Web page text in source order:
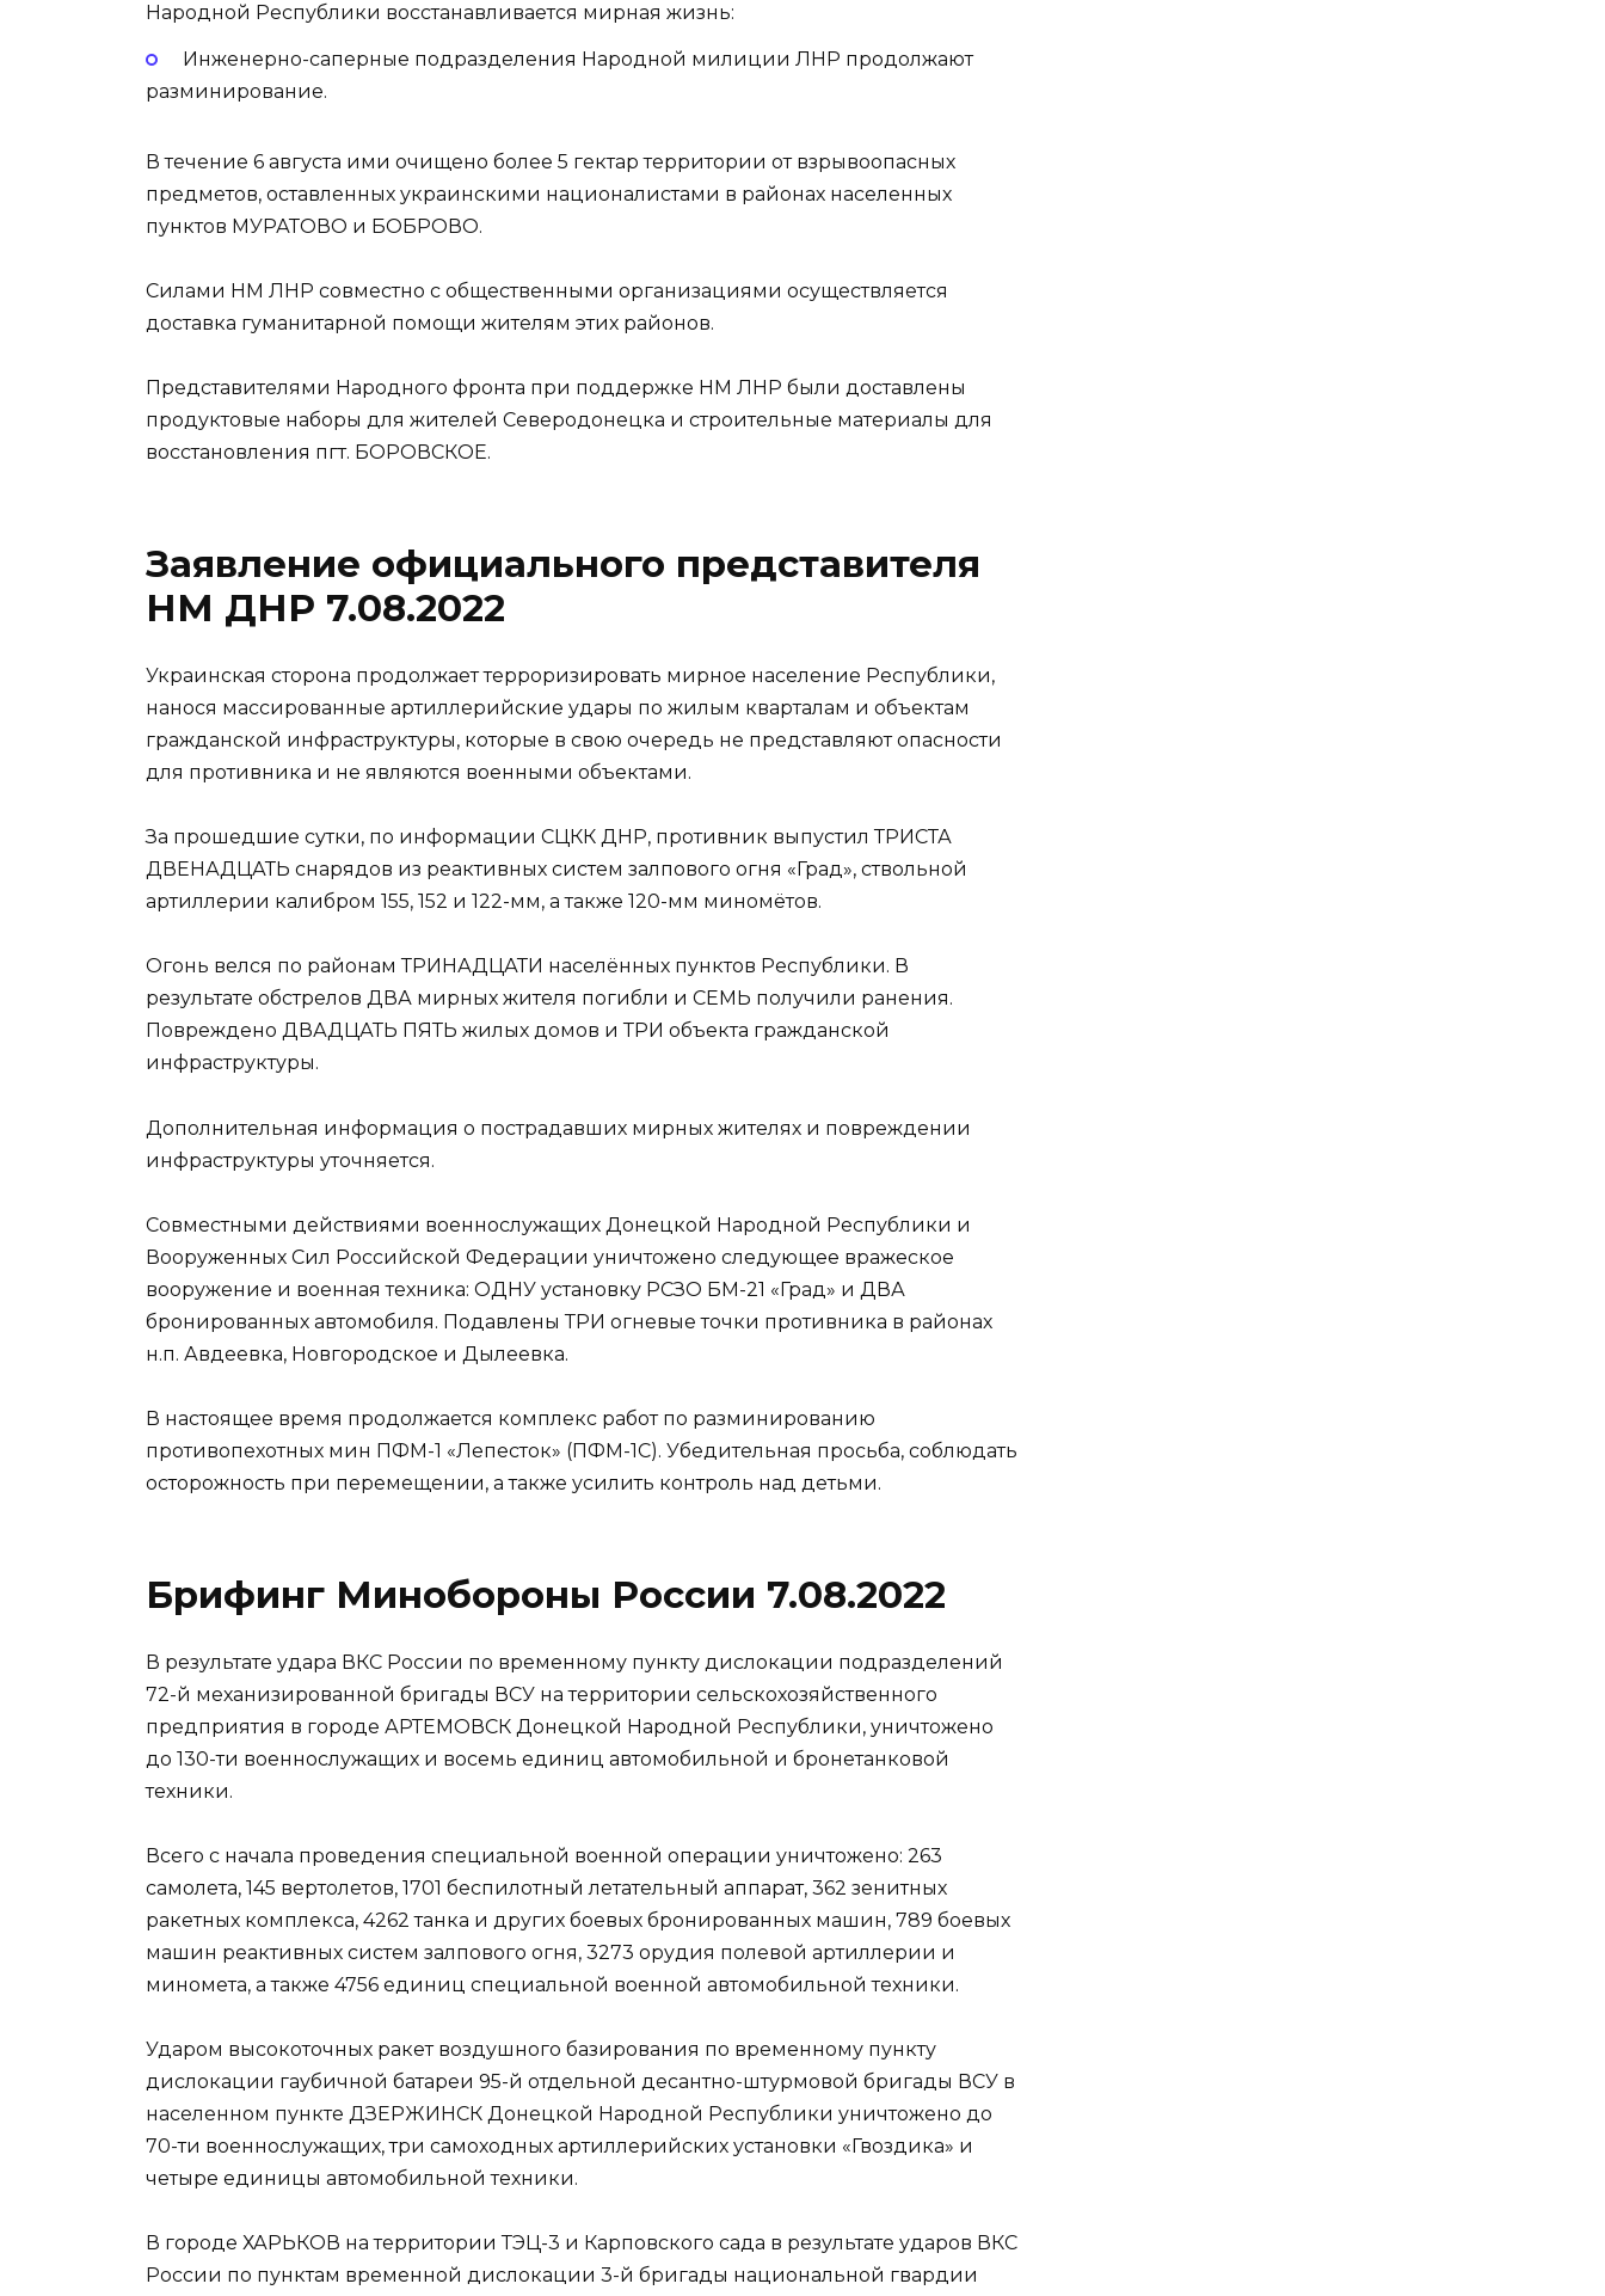
Народной Республики восстанавливается мирная жизнь:
Инженерно-саперные подразделения Народной милиции ЛНР продолжают
разминирование.
В течение 6 августа ими очищено более 5 гектар территории от взрывоопасных
предметов, оставленных украинскими националистами в районах населенных
пунктов МУРАТОВО и БОБРОВО.
Силами НМ ЛНР совместно с общественными организациями осуществляется
доставка гуманитарной помощи жителям этих районов.
Представителями Народного фронта при поддержке НМ ЛНР были доставлены
продуктовые наборы для жителей Северодонецка и строительные материалы для
восстановления пгт. БОРОВСКОЕ.
Заявление официального представителя
НМ ДНР 7.08.2022
Украинская сторона продолжает терроризировать мирное население Республики,
нанося массированные артиллерийские удары по жилым кварталам и объектам
гражданской инфраструктуры, которые в свою очередь не представляют опасности
для противника и не являются военными объектами.
За прошедшие сутки, по информации СЦКК ДНР, противник выпустил ТРИСТА
ДВЕНАДЦАТЬ снарядов из реактивных систем залпового огня «Град», ствольной
артиллерии калибром 155, 152 и 122-мм, а также 120-мм миномётов.
Огонь велся по районам ТРИНАДЦАТИ населённых пунктов Республики. В
результате обстрелов ДВА мирных жителя погибли и СЕМЬ получили ранения.
Повреждено ДВАДЦАТЬ ПЯТЬ жилых домов и ТРИ объекта гражданской
инфраструктуры.
Дополнительная информация о пострадавших мирных жителях и повреждении
инфраструктуры уточняется.
Совместными действиями военнослужащих Донецкой Народной Республики и
Вооруженных Сил Российской Федерации уничтожено следующее вражеское
вооружение и военная техника: ОДНУ установку РСЗО БМ-21 «Град» и ДВА
бронированных автомобиля. Подавлены ТРИ огневые точки противника в районах
н.п. Авдеевка, Новгородское и Дылеевка.
В настоящее время продолжается комплекс работ по разминированию
противопехотных мин ПФМ-1 «Лепесток» (ПФМ-1С). Убедительная просьба, соблюдать
осторожность при перемещении, а также усилить контроль над детьми.
Брифинг Минобороны России 7.08.2022
В результате удара ВКС России по временному пункту дислокации подразделений
72-й механизированной бригады ВСУ на территории сельскохозяйственного
предприятия в городе АРТЕМОВСК Донецкой Народной Республики, уничтожено
до 130-ти военнослужащих и восемь единиц автомобильной и бронетанковой
техники.
Всего с начала проведения специальной военной операции уничтожено: 263
самолета, 145 вертолетов, 1701 беспилотный летательный аппарат, 362 зенитных
ракетных комплекса, 4262 танка и других боевых бронированных машин, 789 боевых
машин реактивных систем залпового огня, 3273 орудия полевой артиллерии и
миномета, а также 4756 единиц специальной военной автомобильной техники.
Ударом высокоточных ракет воздушного базирования по временному пункту
дислокации гаубичной батареи 95-й отдельной десантно-штурмовой бригады ВСУ в
населенном пункте ДЗЕРЖИНСК Донецкой Народной Республики уничтожено до
70-ти военнослужащих, три самоходных артиллерийских установки «Гвоздика» и
четыре единицы автомобильной техники.
В городе ХАРЬКОВ на территории ТЭЦ-3 и Карповского сада в результате ударов ВКС
России по пунктам временной дислокации 3-й бригады национальной гвардии